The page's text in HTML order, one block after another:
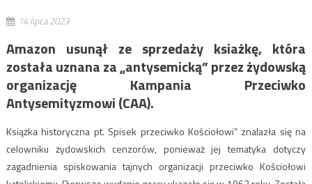
14 lipca 2023
Amazon usunął ze sprzedaży ksiażkę, która
została uznana za „antysemicką” przez żydowską
organizację Kampania Przeciwko
Antysemityzmowi (CAA).
Książka historyczna pt. Spisek przeciwko Kościołowi” znalazła się na
celowniku żydowskich cenzorów, ponieważ jej tematyka dotyczy
zagadnienia spiskowania tajnych organizacji przeciwko Kościołowi